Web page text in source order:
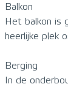
Balkon
Het balkon is
heerlijke plek
Berging
In de